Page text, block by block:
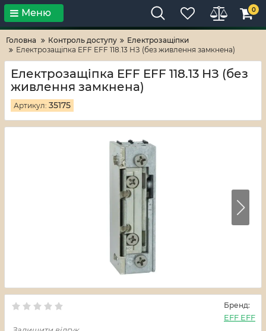
Тільки високі технології! RV-ZAFT
Меню 0
Головна Контроль доступу
Електрозащіпки
Електрозащіпка EFF EFF 118.13 НЗ (без живлення замкнена)
Електрозащіпка EFF EFF 118.13 НЗ (без
живлення замкнена)
Артикул: 35175
Бренд:
EFF EFF